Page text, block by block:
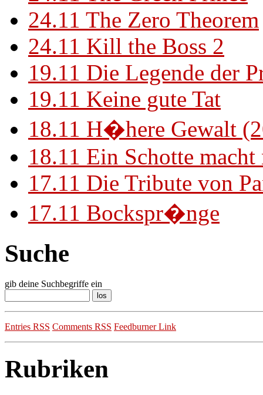
24.11 The Zero Theorem
24.11 Kill the Boss 2
19.11 Die Legende der
19.11 Keine gute Tat
18.11 H�here Gewalt
18.11 Ein Schotte
17.11 Die Tribute von
17.11 Bockspr�nge
Suche
gib deine Suchbegriffe ein
Entries RSS Comments RSS Feedburner Link
Rubriken